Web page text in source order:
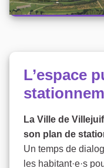
L’espace
La Ville de
son plan de
Un temps de
les habitant·e·s